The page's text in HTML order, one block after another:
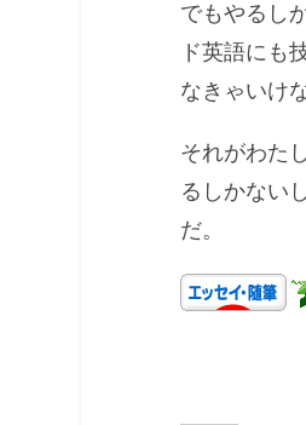
でもやるし
ド英語にも
なきゃいけ
それがわた
るしかない
だ。